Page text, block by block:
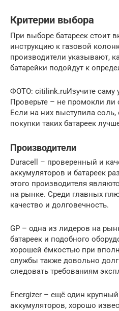
Критерии выбора
При выборе батареек стоит
инструкцию к газовой
производители указывают,
батарейки подойдут к
ФОТО: citilink.ruИзучите саму
Проверьте – не промокли
Если на них выступила
покупки таких батареек
Производители
Duracell – проверенный и
аккумуляторов и батареек
этого производителя
на рынке. Среди главных
качество и долговечность.
GP – одна из лидеров на
батареек и подобного
хорошей ёмкостью при
службы также довольно
следовать требованиям
Energizer – ещё один
аккумуляторов, хорошо